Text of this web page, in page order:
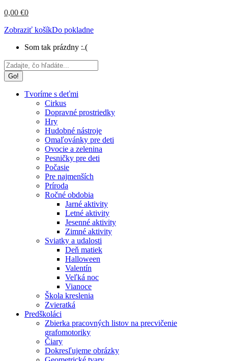
0,00 €0
Zobraziť košíkDo pokladne
Som tak prázdny :.(
Search:
Tvoríme s deťmi
Cirkus
Dopravné prostriedky
Hry
Hudobné nástroje
Omaľovánky pre deti
Ovocie a zelenina
Pesničky pre deti
Počasie
Pre najmenších
Príroda
Ročné obdobia
Jarné aktivity
Letné aktivity
Jesenné aktivity
Zimné aktivity
Sviatky a udalosti
Deň matiek
Halloween
Valentín
Veľká noc
Vianoce
Škola kreslenia
Zvieratká
Predškoláci
Zbierka pracovných listov na precvičenie
grafomotoriky
Čiary
Dokresľujeme obrázky